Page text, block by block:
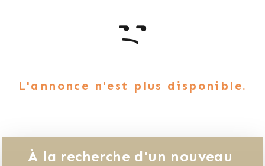
L'annonce n'est plus disponible.
À la recherche d'un nouveau